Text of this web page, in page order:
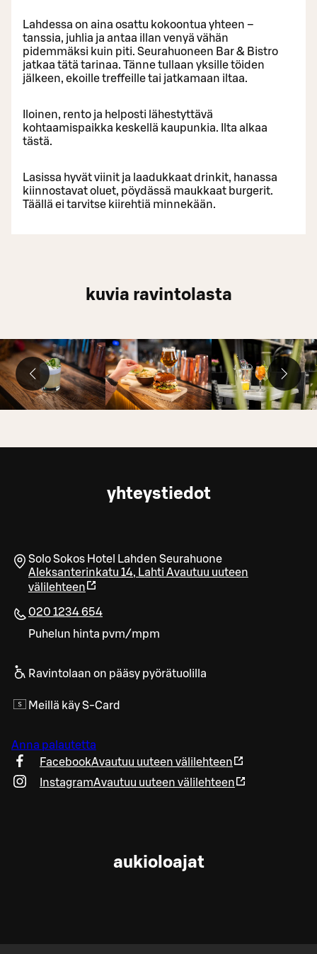
Lahdessa on aina osattu kokoontua yhteen –
tanssia, juhlia ja antaa illan venyä vähän
pidemmäksi kuin piti. Seurahuoneen Bar & Bistro
jatkaa tätä tarinaa. Tänne tullaan yksille töiden
jälkeen, ekoille treffeille tai jatkamaan iltaa.
Iloinen, rento ja helposti lähestyttävä
kohtaamispaikka keskellä kaupunkia. Ilta alkaa
tästä.
Lasissa hyvät viinit ja laadukkaat drinkit, hanassa
kiinnostavat oluet, pöydässä maukkaat burgerit.
Täällä ei tarvitse kiirehtiä minnekään.
kuvia ravintolasta
yhteystiedot
Solo Sokos Hotel Lahden Seurahuone
Aleksanterinkatu 14, Lahti Avautuu uuteen
välilehteen
020 1234 654
Puhelun hinta pvm/mpm
Ravintolaan on pääsy pyörätuolilla
Meillä käy S-Card
Anna palautetta
FacebookAvautuu uuteen välilehteen
InstagramAvautuu uuteen välilehteen
aukioloajat